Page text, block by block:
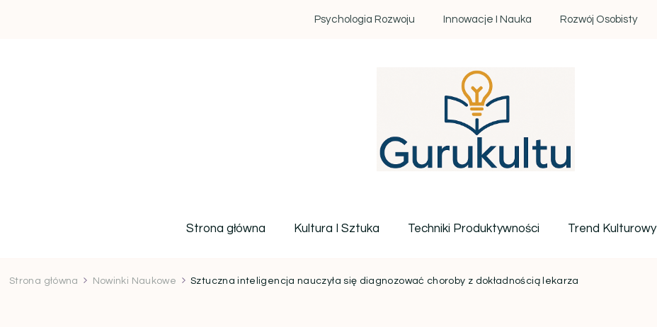
Psychologia Rozwoju Innowacje I Nauka Rozwój Osobisty
Strona główna Kultura I Sztuka Techniki Produktywności Trend Kulturowy
Strona główna Nowinki Naukowe Sztuczna inteligencja nauczyła się diagnozować choroby z dokładnością lekarza